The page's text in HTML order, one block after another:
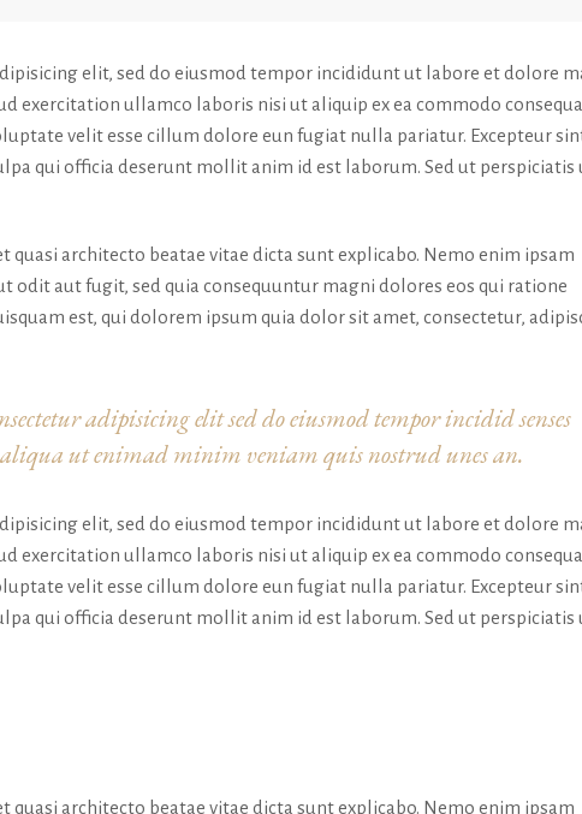
elit, sed do eiusmod tempor incididunt ut labore et dolore
exercitation ullamco laboris nisi ut aliquip ex ea commodo
velit esse cillum dolore eun fugiat nulla pariatur. Excepteur
qui officia deserunt mollit anim id est laborum. Sed ut perspiciatis
quasi architecto beatae vitae dicta sunt explicabo. Nemo enim ipsam
odit aut fugit, sed quia consequuntur magni dolores eos qui ratione
est, qui dolorem ipsum quia dolor sit amet, consectetur,
adipisicing elit sed do eiusmod tempor incidid senses
ut enimad minim veniam quis nostrud unes an.
elit, sed do eiusmod tempor incididunt ut labore et dolore
exercitation ullamco laboris nisi ut aliquip ex ea commodo
velit esse cillum dolore eun fugiat nulla pariatur. Excepteur
qui officia deserunt mollit anim id est laborum. Sed ut perspiciatis
quasi architecto beatae vitae dicta sunt explicabo. Nemo enim ipsam